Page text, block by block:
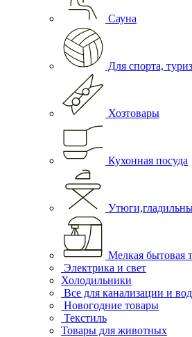
Сауна
Для спорта,
Хозтовары
Кухонная посуда
Мелкая бытовая
Электрика и свет
Холодильники
Все для канализации и
Новогодние товары
Текстиль
Товары для животных